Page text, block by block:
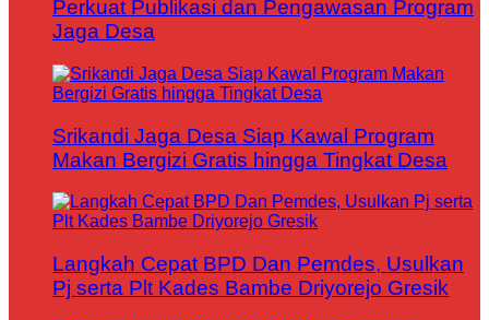
Perkuat Publikasi dan Pengawasan Program
Jaga Desa
Srikandi Jaga Desa Siap Kawal Program
Makan Bergizi Gratis hingga Tingkat Desa
Langkah Cepat BPD Dan Pemdes, Usulkan
Pj serta Plt Kades Bambe Driyorejo Gresik